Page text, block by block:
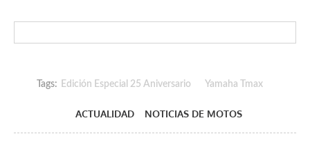
Tags: Edición Especial 25 Aniversario Yamaha Tmax
ACTUALIDAD NOTICIAS DE MOTOS